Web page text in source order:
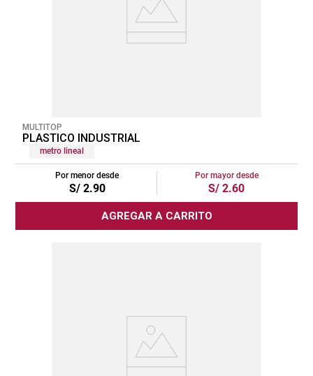
MULTITOP
PLASTICO INDUSTRIAL
metro lineal
Por menor desde
S/ 2.90
Por mayor desde
S/ 2.60
AGREGAR A CARRITO